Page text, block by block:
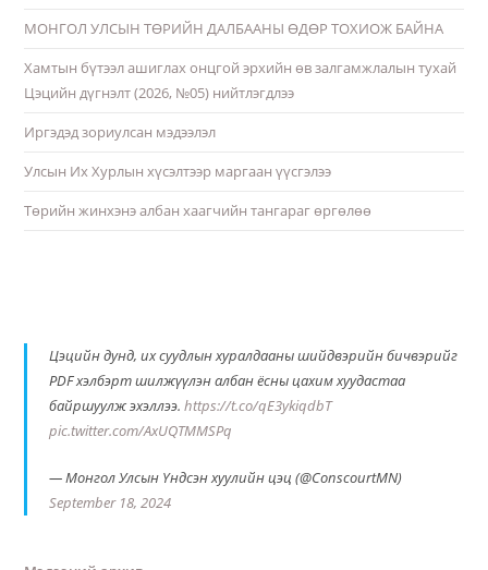
МОНГОЛ УЛСЫН ТӨРИЙН ДАЛБААНЫ ӨДӨР ТОХИОЖ БАЙНА
Хамтын бүтээл ашиглах онцгой эрхийн өв залгамжлалын тухай
Цэцийн дүгнэлт (2026, №05) нийтлэгдлээ
Иргэдэд зориулсан мэдээлэл
Улсын Их Хурлын хүсэлтээр маргаан үүсгэлээ
Төрийн жинхэнэ албан хаагчийн тангараг өргөлөө
Цэцийн дунд, их суудлын хуралдааны шийдвэрийн бичвэрийг
PDF хэлбэрт шилжүүлэн албан ёсны цахим хуудастаа
байршуулж эхэллээ.https://t.co/qE3ykiqdbT
pic.twitter.com/AxUQTMMSPq
— Монгол Улсын Үндсэн хуулийн цэц (@ConscourtMN)
September 18, 2024